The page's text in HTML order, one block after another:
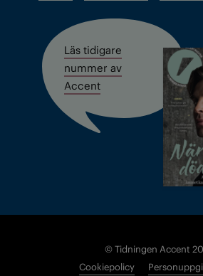
Läs tidigare
nummer av
Accent
© Tidningen Accent
Cookiepolicy